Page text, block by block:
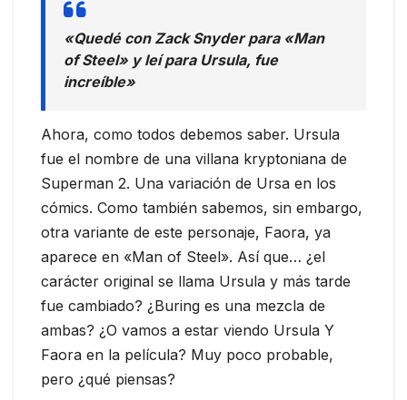
«Quedé con Zack Snyder para «Man
of Steel» y leí para Ursula, fue
increíble»
Ahora, como todos debemos saber. Ursula
fue el nombre de una villana kryptoniana de
Superman 2. Una variación de Ursa en los
cómics. Como también sabemos, sin embargo,
otra variante de este personaje, Faora, ya
aparece en «Man of Steel». Así que… ¿el
carácter original se llama Ursula y más tarde
fue cambiado? ¿Buring es una mezcla de
ambas? ¿O vamos a estar viendo Ursula Y
Faora en la película? Muy poco probable,
pero ¿qué piensas?